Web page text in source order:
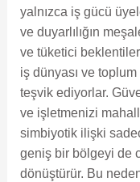
yalnızca iş gücü
ve duyarlılığın
ve tüketici
iş dünyası ve
teşvik ediyorlar.
ve işletmenizi
simbiyotik ilişki
geniş bir bölgeyi de
dönüştürür. Bu